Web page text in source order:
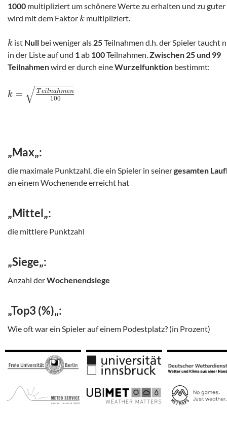
1000 multipliziert um schönere Werte zu erhalten und zu
wird mit dem Faktor k multipliziert.
k ist Null bei weniger als 25Teilnahmen d.h. der Spieler taucht
in der Liste auf und 1ab 100Teilnahmen.Zwischen 25 und 99
Teilnahmenwird er durch eineWurzelfunktion bestimmt:
k = Teilnahmen
100
− −
−−−−−−
√
„Max„:
die maximale Punktzahl, die ein Spieler in seinergesamten
an einem Wochenende erreicht hat
„Mittel„:
die mittlere Punktzahl
„Siege„:
Anzahl derWochenendsiege
„Top3 (%)„:
Wie oft war ein Spieler auf einem Podestplatz? (in Prozent)